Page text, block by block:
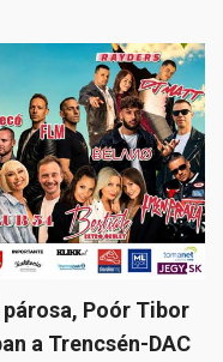
Poór Tibor
a Trencsén-DAC